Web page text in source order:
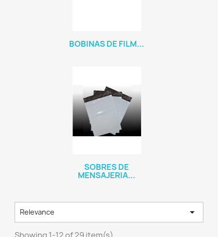
BOBINAS DE FILM...
SOBRES DE
MENSAJERIA...
Relevance 